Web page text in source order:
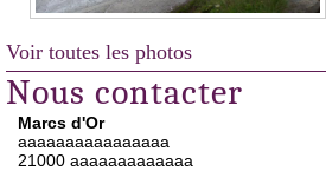
Voir toutes les photos
Nous contacter
Marcs d'Or
aaaaaaaaaaaaaaaa
21000 aaaaaaaaaaaaa